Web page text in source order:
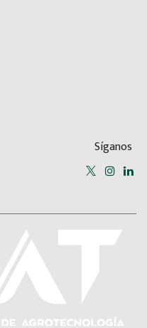
Síganos